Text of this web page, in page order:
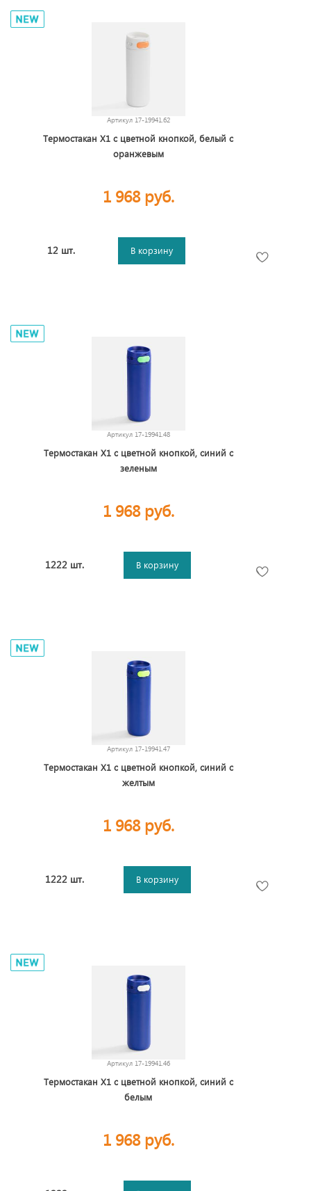
Артикул 17-19941.62
Термостакан X1 с цветной кнопкой, белый с
оранжевым
1 968 руб.
12 шт. В корзину
Артикул 17-19941.48
Термостакан X1 с цветной кнопкой, синий с
зеленым
1 968 руб.
1222 шт. В корзину
Артикул 17-19941.47
Термостакан X1 с цветной кнопкой, синий с
желтым
1 968 руб.
1222 шт. В корзину
Артикул 17-19941.46
Термостакан X1 с цветной кнопкой, синий с
белым
1 968 руб.